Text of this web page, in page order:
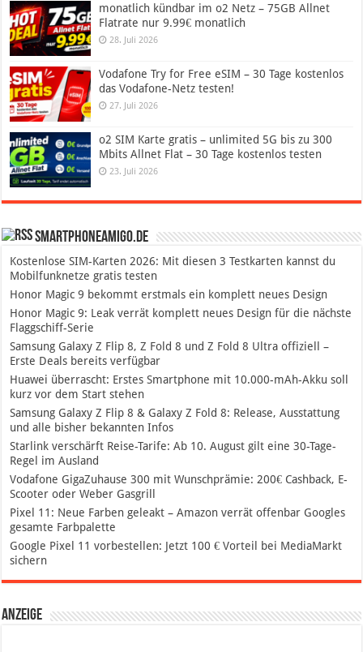
monatlich kündbar im o2 Netz – 75GB Allnet
Flatrate nur 9.99€ monatlich
28. Juli 2026
Vodafone Try for Free eSIM – 30 Tage kostenlos
das Vodafone-Netz testen!
27. Juli 2026
o2 SIM Karte gratis – unlimited 5G bis zu 300
Mbits Allnet Flat – 30 Tage kostenlos testen
23. Juli 2026
SmartphoneAmigo.de
Kostenlose SIM-Karten 2026: Mit diesen 3 Testkarten kannst du
Mobilfunknetze gratis testen
Honor Magic 9 bekommt erstmals ein komplett neues Design
Honor Magic 9: Leak verrät komplett neues Design für die nächste
Flaggschiff-Serie
Samsung Galaxy Z Flip 8, Z Fold 8 und Z Fold 8 Ultra offiziell –
Erste Deals bereits verfügbar
Huawei überrascht: Erstes Smartphone mit 10.000-mAh-Akku soll
kurz vor dem Start stehen
Samsung Galaxy Z Flip 8 & Galaxy Z Fold 8: Release, Ausstattung
und alle bisher bekannten Infos
Starlink verschärft Reise-Tarife: Ab 10. August gilt eine 30-Tage-
Regel im Ausland
Vodafone GigaZuhause 300 mit Wunschprämie: 200€ Cashback, E-
Scooter oder Weber Gasgrill
Pixel 11: Neue Farben geleakt – Amazon verrät offenbar Googles
gesamte Farbpalette
Google Pixel 11 vorbestellen: Jetzt 100 € Vorteil bei MediaMarkt
sichern
Anzeige